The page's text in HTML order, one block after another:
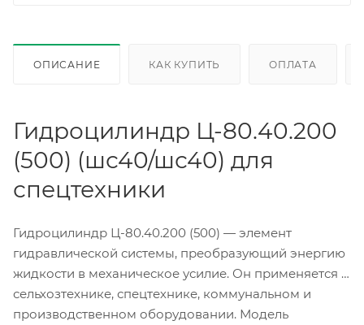
ОПИСАНИЕ КАК КУПИТЬ ОПЛАТА
Гидроцилиндр Ц-80.40.200
(500) (шс40/шс40) для
спецтехники
Гидроцилиндр Ц-80.40.200 (500) — элемент
гидравлической системы, преобразующий энергию
жидкости в механическое усилие. Он применяется в
сельхозтехнике, спецтехнике, коммунальном и
производственном оборудовании. Модель